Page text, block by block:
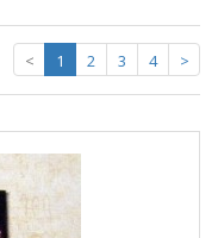
< 1 2 3 4 >